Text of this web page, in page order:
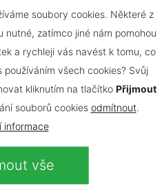
soubory cookies. Některé z
nutné, zatímco jiné nám pomohou
a rychleji vás navést k tomu, co
všech cookies? Svůj
kliknutím na tlačítko Přijmout
souborů cookies odmítnout.
informace
vše
aplikace a mobilní
když nové GA4 toto
není ovšem úplně
je skutečnost, kdy webová
rozdílnou databází
sběru statistických dat.